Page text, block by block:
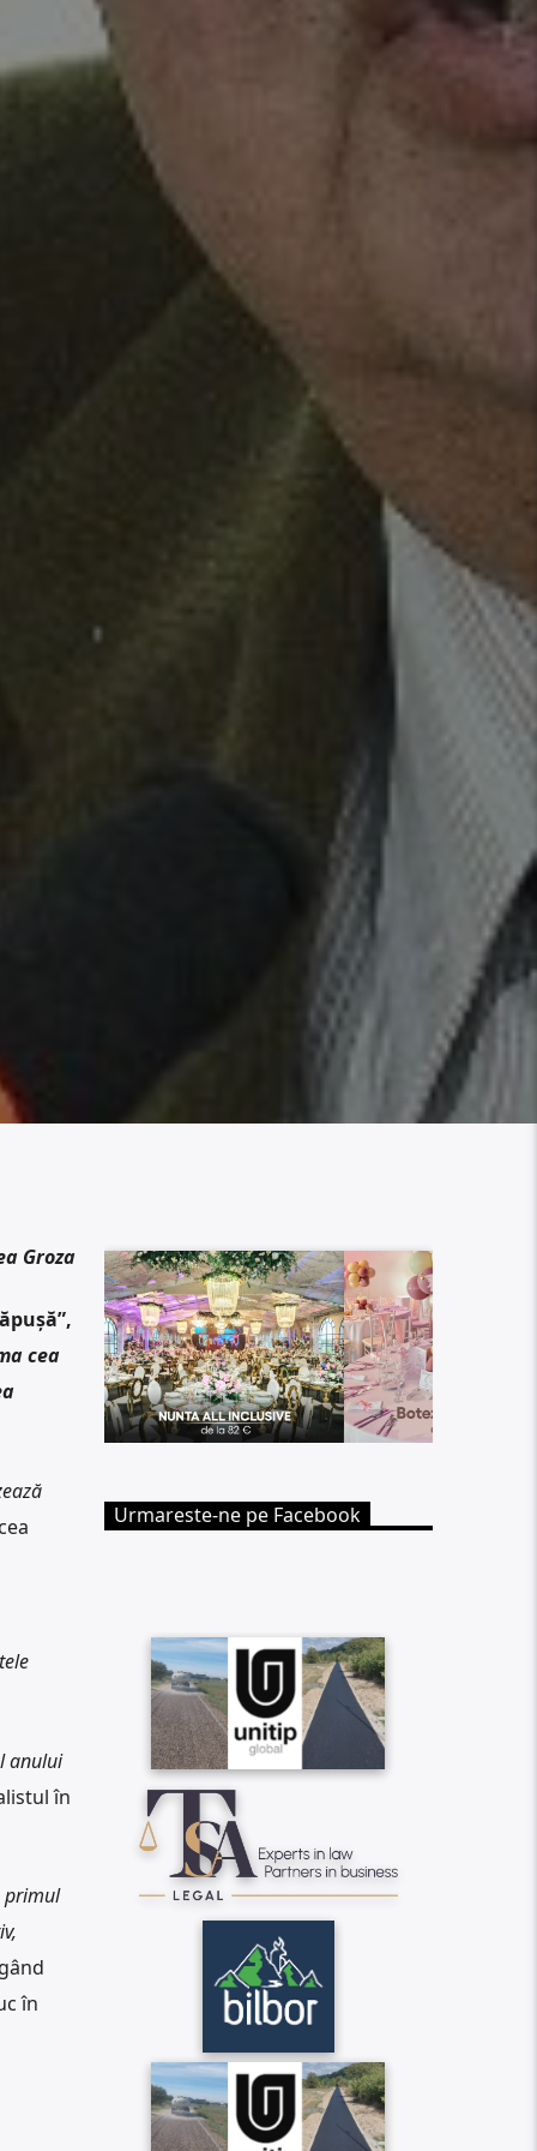
Groza
cea
anului
în
primul
în
Urmareste-ne pe Facebook